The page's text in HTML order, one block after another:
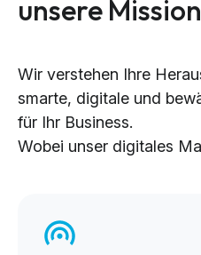
unsere
Wir verstehen Ihre
smarte, digitale und
für Ihr Business.
Wobei unser digitales